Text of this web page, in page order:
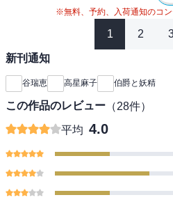
※無料、予約、入荷通知のコン
1 2
新刊通知
谷瑞恵 高星麻子 伯爵と妖精
この作品のレビュー （28件）
平均 4.0